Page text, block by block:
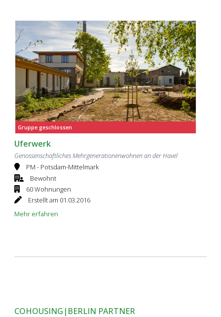
Gruppe geschlossen
Uferwerk
Genossenschaftliches Mehrgenerationenwohnen an der Havel
PM - Potsdam-Mittelmark
Bewohnt
60 Wohnungen
Erstellt am 01.03.2016
Mehr erfahren
COHOUSING|BERLIN PARTNER